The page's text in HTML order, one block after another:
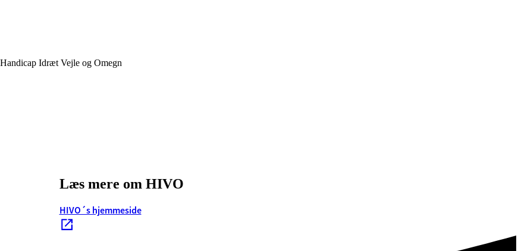
Idræt Vejle og Omegn
Læs mere om HIVO
HIVO´s hjemmeside